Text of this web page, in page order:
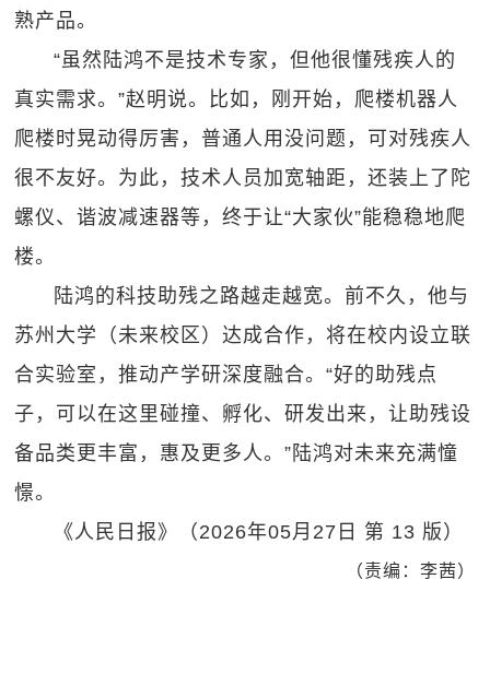
熟产品。
“虽然陆鸿不是技术专家，但他很懂残疾人的
真实需求。”赵明说。比如，刚开始，爬楼机器人
爬楼时晃动得厉害，普通人用没问题，可对残疾人
很不友好。为此，技术人员加宽轴距，还装上了陀
螺仪、谐波减速器等，终于让“大家伙”能稳稳地爬
楼。
陆鸿的科技助残之路越走越宽。前不久，他与
苏州大学（未来校区）达成合作，将在校内设立联
合实验室，推动产学研深度融合。“好的助残点
子，可以在这里碰撞、孵化、研发出来，让助残设
备品类更丰富，惠及更多人。”陆鸿对未来充满憧
憬。
《人民日报》（2026年05月27日 第 13 版）
（责编：李茜）